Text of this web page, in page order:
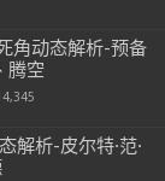
角动态解析-预备
腾空
解析-皮尔特·范·